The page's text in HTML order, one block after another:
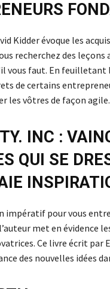
Kidder évoque les
recherchez des leçons
vous faut. En
de certains
les vôtres de façon agile.
INC :
QUI SE
impératif pour vous
met en évidence
Ce livre écrit par
des nouvelles idées